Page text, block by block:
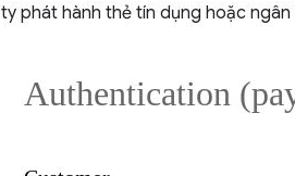
ty phát hành thẻ tín dụng hoặc